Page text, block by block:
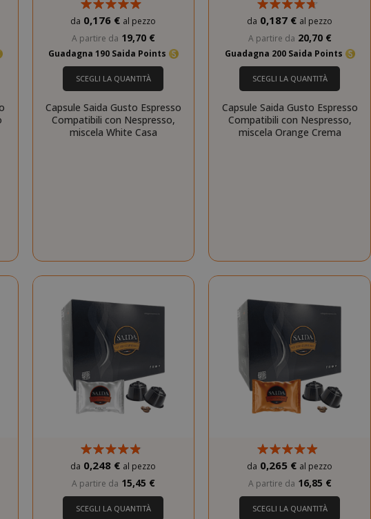
da 0,176 € al pezzo
A partire da 19,70 €
Guadagna 190 Saida Points
SCEGLI LA QUANTITÀ
Capsule Saida Gusto Espresso
Compatibili con Nespresso,
miscela White Casa
da 0,187 € al pezzo
A partire da 20,70 €
Guadagna 200 Saida Points
SCEGLI LA QUANTITÀ
Capsule Saida Gusto Espresso
Compatibili con Nespresso,
miscela Orange Crema
da 0,248 € al pezzo
A partire da 15,45 €
Guadagna 150 Saida Points
da 0,265 € al pezzo
A partire da 16,85 €
Guadagna 160 Saida Points
web come l'accesso
correttamente senza i cookie
SCADENZA
DESCRIZIONE
1 anno
Questo è un
nome di cookie
molto comune,
ma dove si
settimane
2 giorni
viene utilizzato
dal servizio
Script.com per
ricordare le
preferenze di
consenso sui
cookie dei
visitatori. È
necessario che il
banner dei
cookie di
Cookie-
correttamente.
59 minuti
58 secondi
5 mesi 4
Google